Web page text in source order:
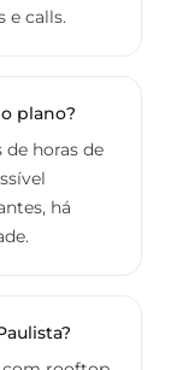
e calls.
plano?
horas de
há